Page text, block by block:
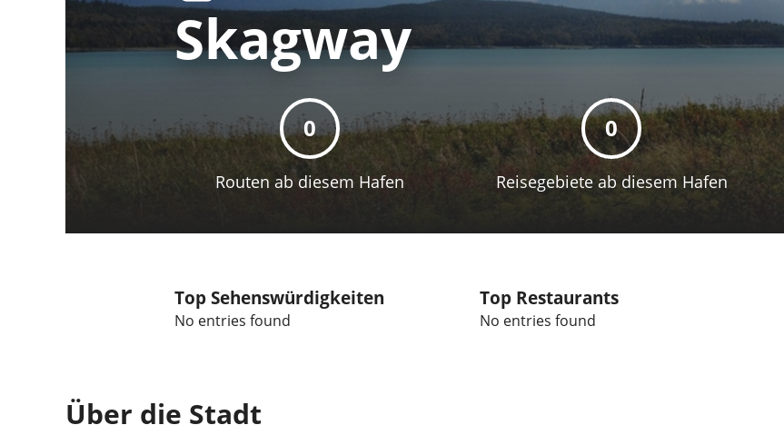
Skagway
0
Routen ab diesem Hafen
0
Reisegebiete ab diesem Hafen
Top Sehenswürdigkeiten
No entries found
Top Restaurants
No entries found
Über die Stadt